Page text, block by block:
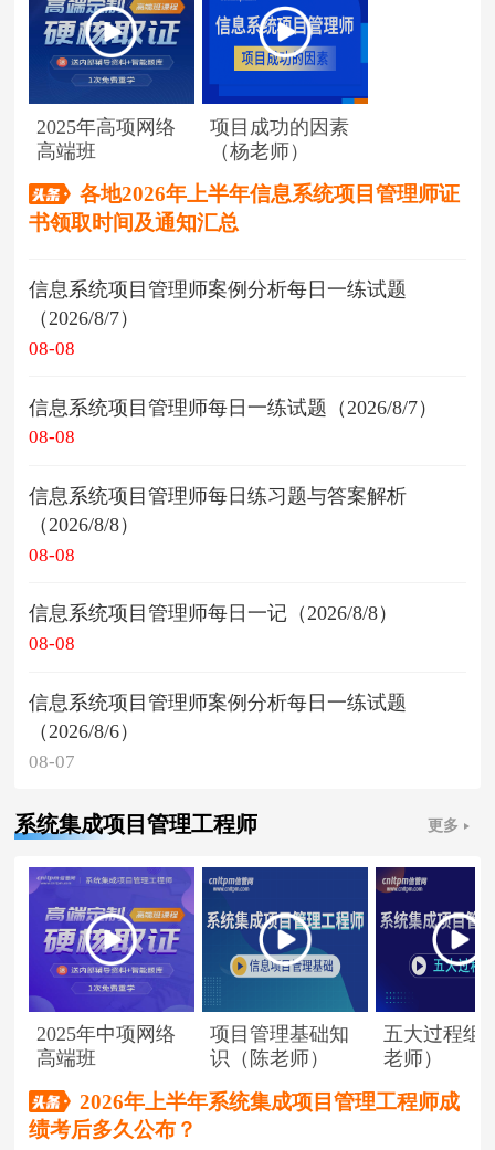
2025年高项网络
高端班
项目成功的因素
（杨老师）
各地2026年上半年信息系统项目管理师证
书领取时间及通知汇总
信息系统项目管理师案例分析每日一练试题
（2026/8/7）
08-08
信息系统项目管理师每日一练试题（2026/8/7）
08-08
信息系统项目管理师每日练习题与答案解析
（2026/8/8）
08-08
信息系统项目管理师每日一记（2026/8/8）
08-08
信息系统项目管理师案例分析每日一练试题
（2026/8/6）
08-07
系统集成项目管理工程师 更多
2025年中项网络
高端班
项目管理基础知
识（陈老师）
五大过程组
老师）
2026年上半年系统集成项目管理工程师成
绩考后多久公布？